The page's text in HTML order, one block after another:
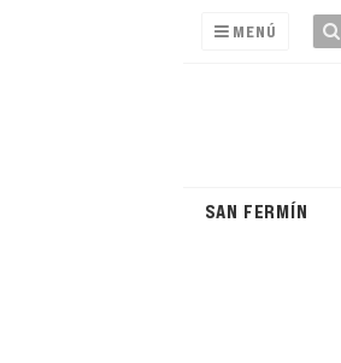
MENÚ
SAN FERMÍN